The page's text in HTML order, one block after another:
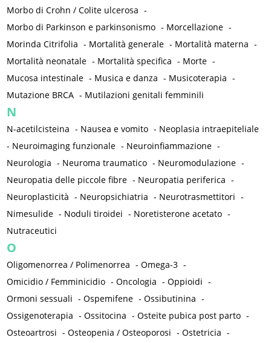
Morbo di Crohn / Colite ulcerosa -
Morbo di Parkinson e parkinsonismo - Morcellazione -
Morinda Citrifolia - Mortalità generale - Mortalità materna -
Mortalità neonatale - Mortalità specifica - Morte -
Mucosa intestinale - Musica e danza - Musicoterapia -
Mutazione BRCA - Mutilazioni genitali femminili
N
N-acetilcisteina - Nausea e vomito - Neoplasia intraepiteliale
- Neuroimaging funzionale - Neuroinfiammazione -
Neurologia - Neuroma traumatico - Neuromodulazione -
Neuropatia delle piccole fibre - Neuropatia periferica -
Neuroplasticità - Neuropsichiatria - Neurotrasmettitori -
Nimesulide - Noduli tiroidei - Noretisterone acetato -
Nutraceutici
O
Oligomenorrea / Polimenorrea -Omega-3 -
Omicidio / Femminicidio -Oncologia -Oppioidi -
Ormoni sessuali -Ospemifene -Ossibutinina -
Ossigenoterapia -Ossitocina -Osteite pubica post parto -
Osteoartrosi -Osteopenia / Osteoporosi -Ostetricia -